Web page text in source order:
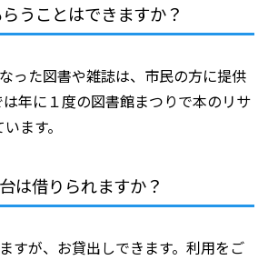
うことはできますか？
った図書や雑誌は、市民の方に提供
年に１度の図書館まつりで本のリサ
ます。
は借りられますか？
すが、お貸出しできます。利用をご